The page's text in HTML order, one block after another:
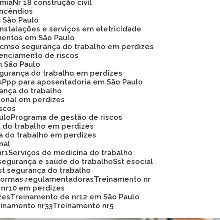
Nr 18 construção civil
São Paulo
instalações e serviços em eletricidade
em São Paulo
Pcmso segurança do trabalho em perdizes
de riscos
São Paulo
do trabalho em perdizes
Ppp para aposentadoria em São Paulo
do trabalho
em perdizes
Programa de gestão de riscos
do trabalho em perdizes
do trabalho em perdizes
Serviços de medicina do trabalho
e saúde do trabalho Sst esocial
segurança do trabalho
regulamentadoras
Treinamento nr
nr10 em perdizes
Treinamento de nr12 em São Paulo
nr33
Treinamento nr5